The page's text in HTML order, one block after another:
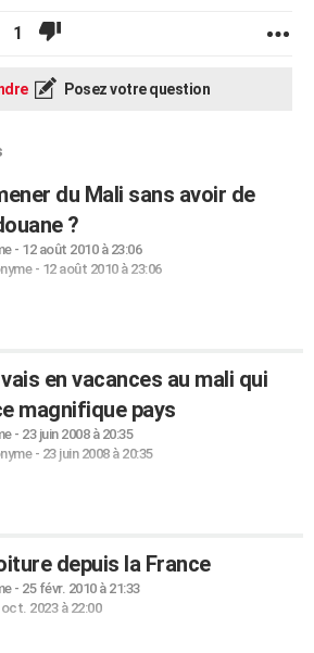
1
Posez votre question
du Mali sans avoir de
?
- 12 août 2010 à 23:06
- 12 août 2010 à 23:06
en vacances au mali qui
magnifique pays
- 23 juin 2008 à 20:35
- 23 juin 2008 à 20:35
depuis la France
- 25 févr. 2010 à 21:33
2023 à 22:00